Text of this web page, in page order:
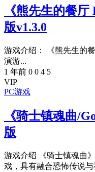
《熊先生的餐厅
版v1.3.0
游戏介绍： 《熊先生的
演游...
1 年前 0 0 4 5
VIP
PC游戏
《骑士镇魂曲/
版
游戏介绍 《骑士镇魂曲
戏，具有融合恐怖传说与